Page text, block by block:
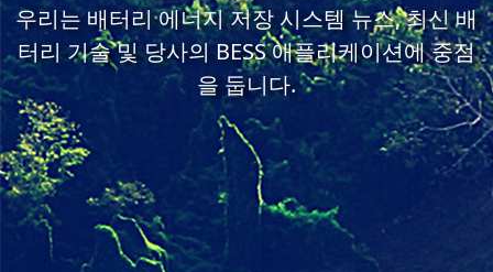
우리는 배터리 에너지 저장 시스템 뉴스, 최신 배
터리 기술 및 당사의 BESS 애플리케이션에 중점
을 둡니다.